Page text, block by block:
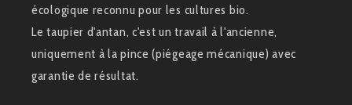
écologique reconnu pour les cultures bio.
Le taupier d'antan, c'est un travail à l'ancienne,
uniquement à la pince (piégeage mécanique) avec
garantie de résultat.